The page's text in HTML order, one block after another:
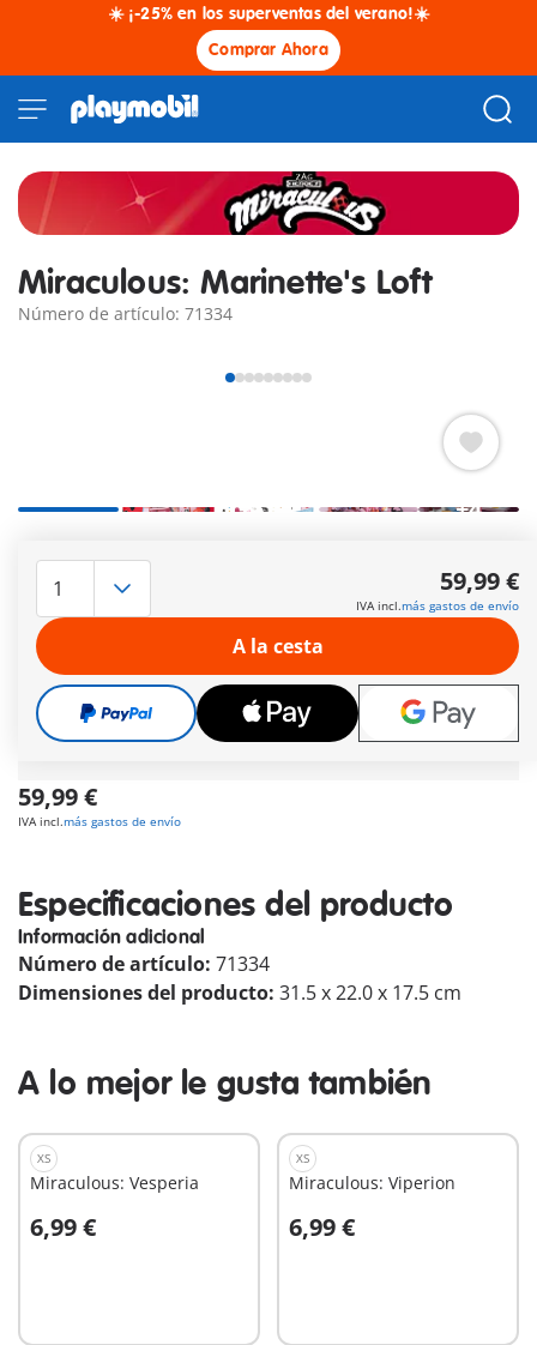
☀️ ¡-25% en los superventas del verano!☀️
Comprar Ahora
Miraculous: Marinette's Loft
Número de artículo: 71334
+4
Envío gratis a partir normal
de 60 € (Península y
Baleares)
Envío gratisa partir de60 €(Península y Baleares) |
(Canarias, Ceuta y Melilla)
Regalo gratisen pedidos desde30 €
Pago seguro
y flexible
59,99 €
IVA incl.más gastos de envío
59,99 €
IVA incl.más gastos de envío
A la cesta
Especificaciones del producto
Información adicional
Número de artículo: 71334
Dimensiones del producto: 31.5 x 22.0 x 17.5 cm
A lo mejor le gusta también
XS
Miraculous: Vesperia
6,99 €
A la cesta
XS
Miraculous: Viperion
6,99 €
A la cesta